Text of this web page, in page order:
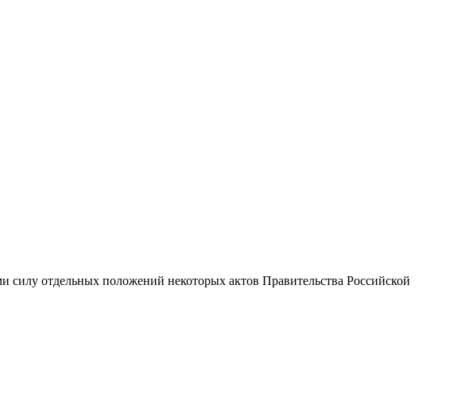
отдельных положений некоторых актов Правительства Российской